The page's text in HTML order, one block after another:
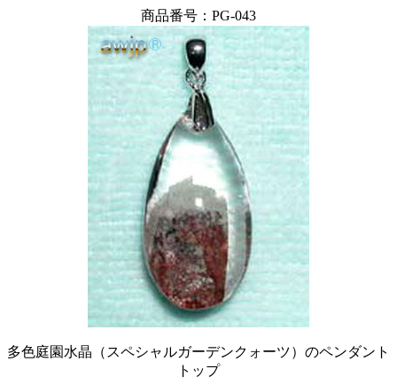
商品番号：PG-043
多色庭園水晶（スペシャルガーデンクォーツ）のペンダント
トップ